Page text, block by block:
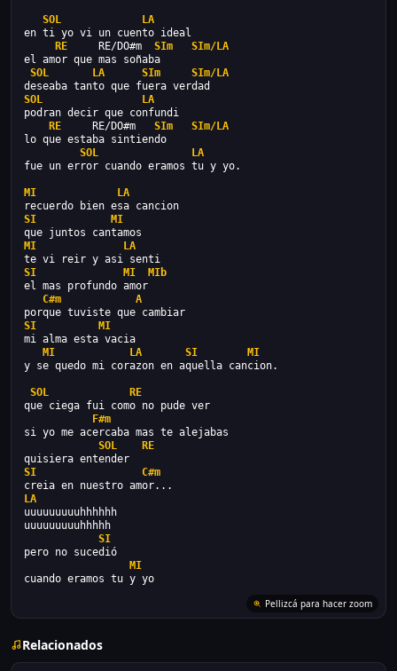
SOL
LA
en ti yo vi un cuento ideal
RE RE/DO#m SIm
SIm/LA
el amor que mas soñaba
SOL
LA SIm
SIm/LA
deseaba tanto que fuera verdad
SOL
LA
podran decir que confundi
RE RE/DO#m SIm
SIm/LA
lo que estaba sintiendo
SOL
LA
fue un error cuando eramos tu y yo.
MI
LA
recuerdo bien esa cancion
SI
MI
que juntos cantamos
MI
LA
te vi reir y asi senti
SI
MI
MIb
el mas profundo amor
C#m
A
porque tuviste que cambiar
SI
MI
mi alma esta vacia
MI
LA SI
MI
y se quedo mi corazon en aquella cancion.
SOL
RE
que ciega fui como no pude ver
F#m
si yo me acercaba mas te alejabas
SOL
RE
quisiera entender
SI
C#m
creia en nuestro amor...
LA
uuuuuuuuuhhhhhh
uuuuuuuuuhhhhh
SI
pero no sucedió
MI
cuando eramos tu y yo
Pellizcá para hacer zoom
Relacionados